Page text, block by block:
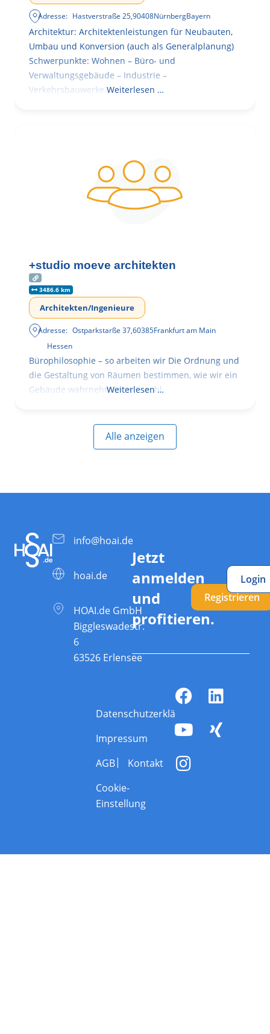
Adresse: Hastverstraße 25,90408NürnbergBayern
Architektur: Architektenleistungen für Neubauten,
Umbau und Konversion (auch als Generalplanung)
Schwerpunkte: Wohnen – Büro- und
Verwaltungsgebäude – Industrie –
Verkehrsbauwerke. Weiterlesen …
+studio moeve architekten
3486.6 km
Architekten/Ingenieure
Adresse: Ostparkstarße 37,60385Frankfurt am Main
Hessen
Bürophilosophie – so arbeiten wir Die Ordnung und
die Gestaltung von Räumen bestimmen, wie wir ein
Gebäude wahrnehmen, wie wohl
Weiterlesen …
Alle anzeigen
info@hoai.de
hoai.de
HOAI.de GmbH
Biggleswadestr.
6
63526 Erlensee
Jetzt
anmelden
und
profitieren.
Registrieren
Login
Datenschutzerklärung
Impressum
AGB
Kontakt
Cookie-
Einstellung